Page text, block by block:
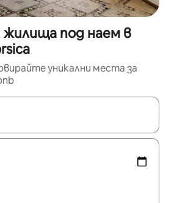
жилища под наем в
уникални места за
се покажат, използвайте